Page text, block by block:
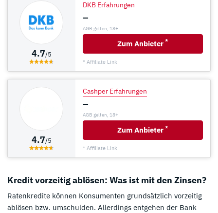
4.7/5
DKB Erfahrungen
–
AGB gelten, 18+
Zum Anbieter *
* Affiliate Link
4.7/5
Cashper Erfahrungen
–
AGB gelten, 18+
Zum Anbieter *
* Affiliate Link
Kredit vorzeitig ablösen: Was ist mit den Zinsen?
Ratenkredite können Konsumenten grundsätzlich vorzeitig
ablösen bzw. umschulden. Allerdings entgehen der Bank